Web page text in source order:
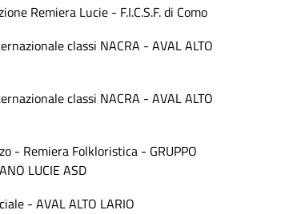
Remiera Lucie - F.I.C.S.F. di Como
classi NACRA - AVAL ALTO
classi NACRA - AVAL ALTO
- Remiera Folkloristica - GRUPPO
LUCIE ASD
- AVAL ALTO LARIO